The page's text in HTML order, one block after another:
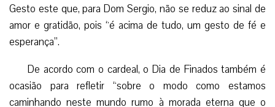
Gesto este que, para Dom Sergio, não se reduz ao sinal de
amor e gratidão, pois “é acima de tudo, um gesto de fé e
esperança”.
De acordo com o cardeal, o Dia de Finados também é
ocasião para refletir “sobre o modo como estamos
caminhando neste mundo rumo à morada eterna que o